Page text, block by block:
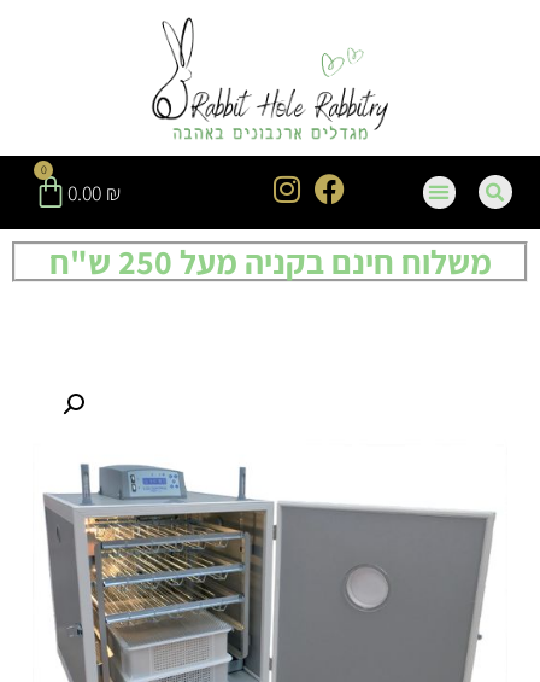
0.00 ₪
0
משלוח חינם בקניה מעל 250 ש"ח